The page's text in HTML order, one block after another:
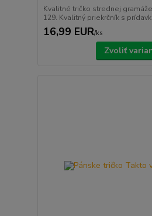
Kvalitné tričko strednej gramáže
129. Kvalitný priekrčník s
16,99 EUR/ks
Zvoliť